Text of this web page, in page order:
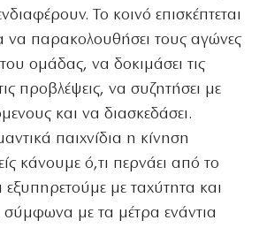
Το κοινό επισκέπτεται
να παρακολουθήσει τους αγώνες
ομάδας, να δοκιμάσει τις
προβλέψεις, να συζητήσει με
και να διασκεδάσει.
παιχνίδια η κίνηση
κάνουμε ό,τι περνάει από το
εξυπηρετούμε με ταχύτητα και
με τα μέτρα ενάντια